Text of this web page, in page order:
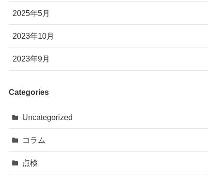
2025年5月
2023年10月
2023年9月
Categories
Uncategorized
コラム
点検